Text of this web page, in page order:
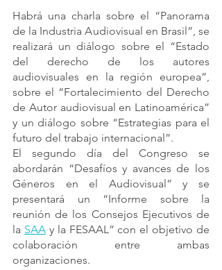
Habrá una charla sobre el “Panorama
de la Industria Audiovisual en Brasil”, se
realizará un diálogo sobre el “Estado
del derecho de los autores
audiovisuales en la región europea”,
sobre el “Fortalecimiento del Derecho
de Autor audiovisual en Latinoamérica”
y un diálogo sobre “Estrategias para el
futuro del trabajo internacional”.
El segundo día del Congreso se
abordarán “Desafíos y avances de los
Géneros en el Audiovisual” y se
presentará un “Informe sobre la
reunión de los Consejos Ejecutivos de
la SAA y la FESAAL” con el objetivo de
colaboración entre ambas
organizaciones.